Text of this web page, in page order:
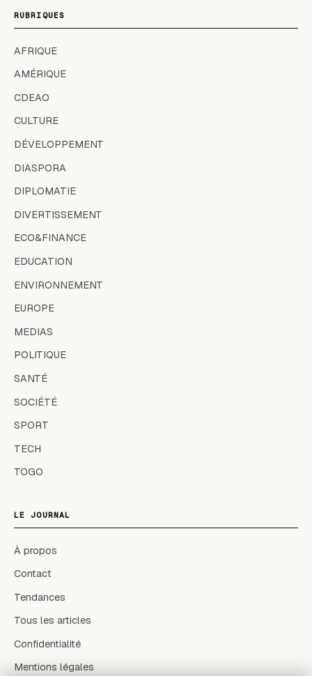
RUBRIQUES
AFRIQUE
AMÉRIQUE
CDEAO
CULTURE
DÉVELOPPEMENT
DIASPORA
DIPLOMATIE
DIVERTISSEMENT
ECO&FINANCE
EDUCATION
ENVIRONNEMENT
EUROPE
MEDIAS
POLITIQUE
SANTÉ
SOCIÉTÉ
SPORT
TECH
TOGO
LE JOURNAL
À propos
Contact
Tendances
Tous les articles
Confidentialité
Mentions légales